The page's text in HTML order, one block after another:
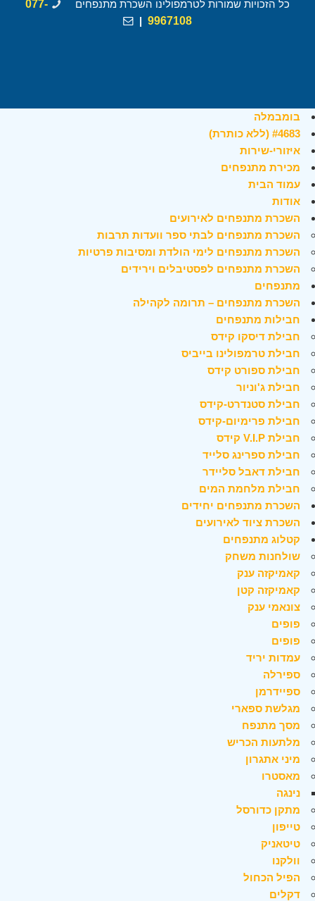
כל הזכויות שמורות לטרמפולינו השכרת מתנפחים
077-
9967108
|
בומבמלה
#4683 (ללא כותרת)
איזורי-שירות
מכירת מתנפחים
עמוד הבית
אודות
השכרת מתנפחים לאירועים
השכרת מתנפחים לבתי ספר וועדות תרבות
השכרת מתנפחים לימי הולדת ומסיבות פרטיות
השכרת מתנפחים לפסטיבלים וירידים
מתנפחים
השכרת מתנפחים – תרומה לקהילה
חבילות מתנפחים
חבילת דיסקו קידס
חבילת טרמפולינו בייביס
חבילת ספורט קידס
חבילת ג'וניור
חבילת סטנדרט-קידס
חבילת פרימיום-קידס
חבילת V.I.P קידס
חבילת ספרינג סלייד
חבילת דאבל סליידר
חבילת מלחמת המים
השכרת מתנפחים יחידים
השכרת ציוד לאירועים
קטלוג מתנפחים
שולחנות משחק
קאמיקזה ענק
קאמיקזה קטן
צונאמי ענק
פופים
פופים
עמדות יריד
ספירלה
ספיידרמן
מגלשת ספארי
מסך מתנפח
מלתעות הכריש
מיני אתגרון
מאסטרו
נינגה
מתקן כדורסל
טייפון
טיטאניק
וולקנו
הפיל הכחול
דקלים